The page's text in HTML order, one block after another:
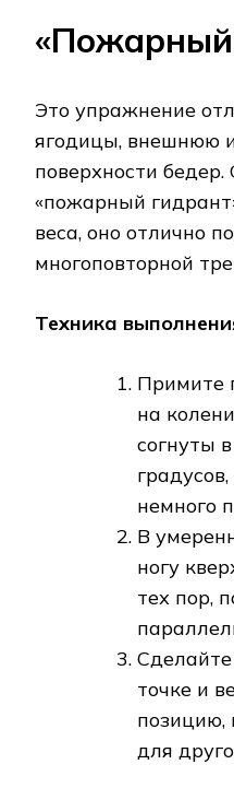
«Пожарный
Это упражнение
ягодицы, внешнюю
поверхности бедер.
«пожарный
веса, оно отлично
многоповторной
Техника
Примите
на
согнуты
немного
В
ногу
тех пор,
точке и
позицию,
для